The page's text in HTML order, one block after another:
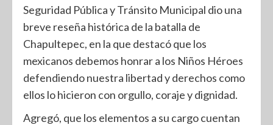
Seguridad Pública y Tránsito Municipal dio una
breve reseña histórica de la batalla de
Chapultepec, en la que destacó que los
mexicanos debemos honrar a los Niños Héroes
defendiendo nuestra libertad y derechos como
ellos lo hicieron con orgullo, coraje y dignidad.
Agregó, que los elementos a su cargo cuentan